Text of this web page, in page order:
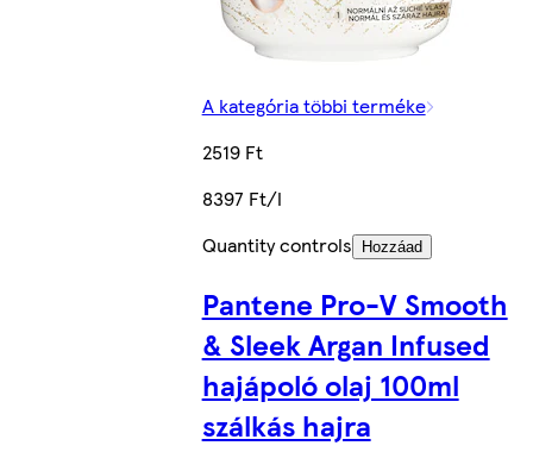
A kategória többi terméke
2519 Ft
8397 Ft/l
Quantity controls
Hozzáad
Pantene Pro-V Smooth
& Sleek Argan Infused
hajápoló olaj 100ml
szálkás hajra